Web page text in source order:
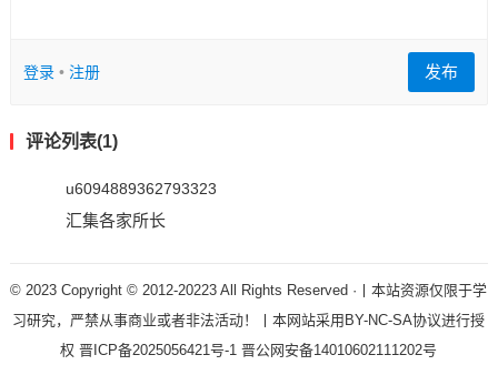
登录• 注册 发布
评论列表(1)
u6094889362793323
汇集各家所长
© 2023 Copyright © 2012-20223 All Rights Reserved ·丨本站资源仅限于学
习研究，严禁从事商业或者非法活动！丨本网站采用BY-NC-SA协议进行授
权晋ICP备2025056421号-1晋公网安备14010602111202号